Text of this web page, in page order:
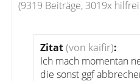
(9319 Beiträge, 3019x
Zitat(von kaifir):
Ich mach momentan
die sonst ggf